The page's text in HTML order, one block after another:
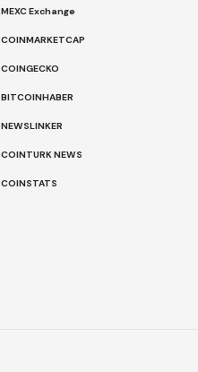
MEXC Exchange
COINMARKETCAP
COINGECKO
BITCOINHABER
NEWSLINKER
COINTURK NEWS
COINSTATS